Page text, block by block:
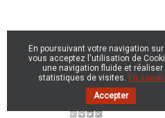
En poursuivant votre navigation
vous acceptez l'utilisation de
une navigation fluide et réaliser
statistiques de visites. En
Accepter